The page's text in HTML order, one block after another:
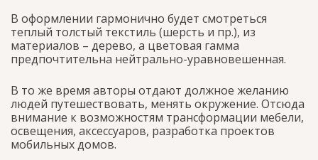
В оформлении гармонично будет смотреться
теплый толстый текстиль (шерсть и пр.), из
материалов – дерево, а цветовая гамма
предпочтительна нейтрально-уравновешенная.
В то же время авторы отдают должное желанию
людей путешествовать, менять окружение. Отсюда
внимание к возможностям трансформации мебели,
освещения, аксессуаров, разработка проектов
мобильных домов.